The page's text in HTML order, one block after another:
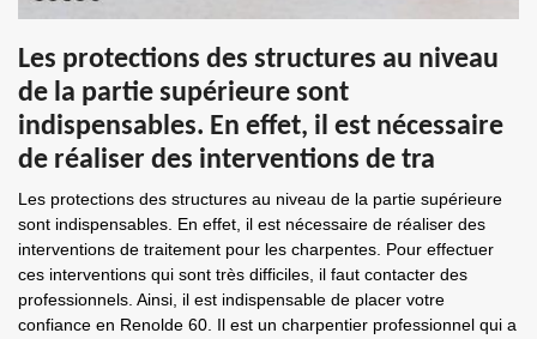
Les protections des structures au niveau
de la partie supérieure sont
indispensables. En effet, il est nécessaire
de réaliser des interventions de tra
Les protections des structures au niveau de la partie supérieure
sont indispensables. En effet, il est nécessaire de réaliser des
interventions de traitement pour les charpentes. Pour effectuer
ces interventions qui sont très difficiles, il faut contacter des
professionnels. Ainsi, il est indispensable de placer votre
confiance en Renolde 60. Il est un charpentier professionnel qui a